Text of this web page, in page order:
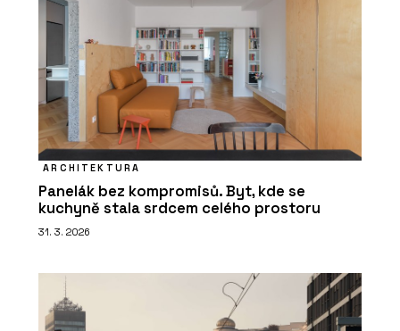
ARCHITEKTURA
Panelák bez kompromisů. Byt, kde se
kuchyně stala srdcem celého prostoru
31. 3. 2026